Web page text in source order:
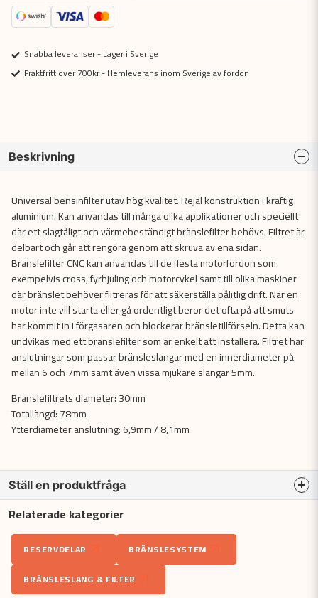
Snabba leveranser - Lager i Sverige
Fraktfritt över 700kr - Hemleverans inom Sverige av fordon
Beskrivning
Universal bensinfilter utav hög kvalitet. Rejäl konstruktion i kraftig
aluminium. Kan användas till många olika applikationer och speciellt
där ett slagtåligt och värmebeständigt bränslefilter behövs. Filtret är
delbart och går att rengöra genom att skruva av ena sidan.
Bränslefilter CNC kan användas till de flesta motorfordon som
exempelvis cross, fyrhjuling och motorcykel samt till olika maskiner
där bränslet behöver filtreras för att säkerställa pålitlig drift. När en
motor inte vill starta eller gå ordentligt beror det ofta på att smuts
har kommit in i förgasaren och blockerar bränsletillförseln. Detta kan
undvikas med ett bränslefilter som är enkelt att installera. Filtret har
anslutningar som passar bränsleslangar med en innerdiameter på
mellan 6 och 7mm samt även vissa mjukare slangar 5mm.
Bränslefiltrets diameter: 30mm
Totallängd: 78mm
Ytterdiameter anslutning: 6,9mm / 8,1mm
Ställ en produktfråga
question
Fråga oss något om denna produkten...
name
Relaterade kategorier
RESERVDELAR
BRÄNSLESYSTEM
BRÄNSLESLANG & FILTER